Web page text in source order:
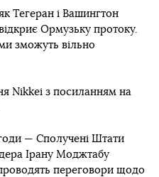
Тегеран і Вашингтон
Ормузьку протоку.
зможуть вільно
Nikkei з посиланням на
— Сполучені Штати
Ірану Моджтабу
переговори щодо